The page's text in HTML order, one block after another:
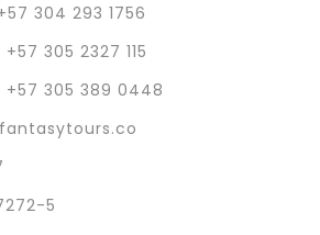
304 293 1756
305 2327 115
+57 305 389 0448
5